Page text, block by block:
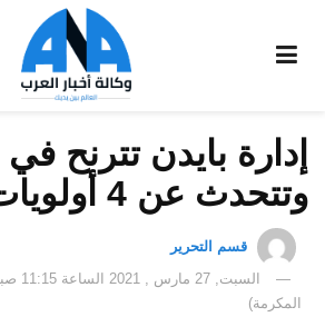
إدارة بايدن تترنح
وتتحدث عن 4 أولويات
قسم التحرير
السبت,
المكرمة)